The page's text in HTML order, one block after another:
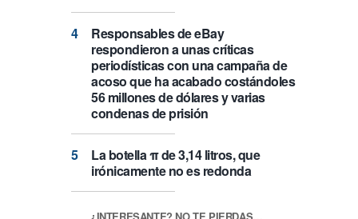
Responsables de eBay
respondieron a unas críticas
periodísticas con una campaña de
acoso que ha acabado costándoles
56 millones de dólares y varias
condenas de prisión
La botella π de 3,14 litros, que
irónicamente no es redonda